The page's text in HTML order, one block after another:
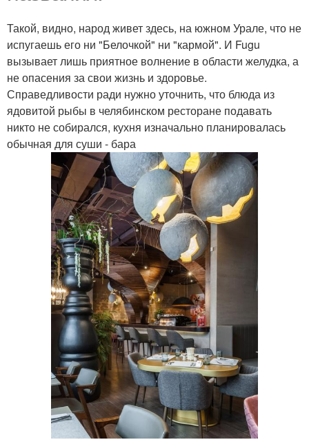
Такой, видно, народ живет здесь, на южном Урале, что не
испугаешь его ни "Белочкой" ни "кармой". И Fugu
вызывает лишь приятное волнение в области желудка, а
не опасения за свои жизнь и здоровье.
Справедливости ради нужно уточнить, что блюда из
ядовитой рыбы в челябинском ресторане подавать
никто не собирался, кухня изначально планировалась
обычная для суши - бара